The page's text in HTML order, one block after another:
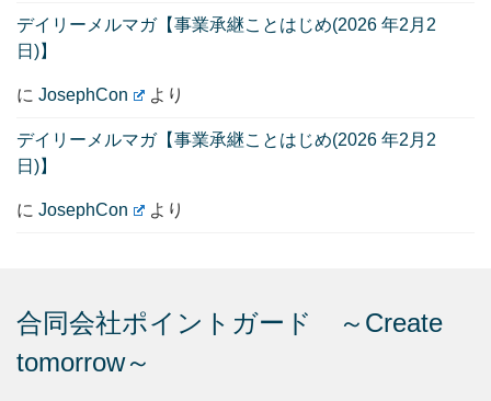
デイリーメルマガ【事業承継ことはじめ(2026 年2月2
日)】
に JosephCon より
デイリーメルマガ【事業承継ことはじめ(2026 年2月2
日)】
に JosephCon より
合同会社ポイントガード ～Create
tomorrow～